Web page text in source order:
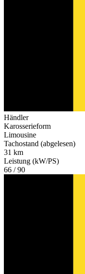
Händler
Karosserieform
Limousine
Tachostand (abgelesen)
31 km
Leistung (kW/PS)
66 / 90